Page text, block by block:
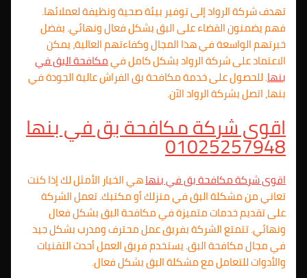
تهدف شركة الرواد إلى توفير بيئة صحية ونظيفة لعملائها.
فهم يضمنون القضاء على البق بشكل فعال ونهائي. بفضل
خبرتهم الواسعة في هذا المجال وكفاءتهم العالية، يمكن
الاعتماد على شركة الرواد بشكل كامل فيمكافحة البق في
بنها. للحصول على خدمة مكافحة بق الفراش عالية الجودة في
بنها، اتصل بشركة الرواد الآن.
اقوى شركة مكافحة بق في بنها
01025257948
اقوى شركة مكافحة بق في بنهاهي الخيار الأمثل لك إذا كنت
تعاني من مشكلة البق في منزلك أو مكتبك. تعمل الشركة
على تقديم خدمات متميزة في مكافحة البق بشكل فعال
ونهائي. تتمتع الشركة بفريق عمل محترف ومدرب بشكل جيد
في مجال مكافحة البق. يستخدم فريق العمل أحدث التقنيات
والأدوات للتعامل مع مشكلة البق بشكل فعال.